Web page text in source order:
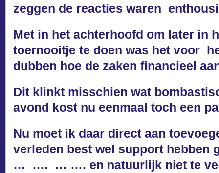
zeggen de reacties waren
Met in het achterhoofd om later in
toernooitje te doen was het voor
dubben hoe de zaken financieel
Dit klinkt misschien wat
avond kost nu eenmaal toch een
Nu moet ik daar direct aan
verleden best wel support hebben
… …. … …. en natuurlijk niet te